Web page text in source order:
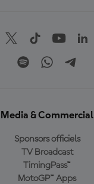
Media & Commercial
Sponsors officiels
TV Broadcast
TimingPass™
MotoGP™ Apps